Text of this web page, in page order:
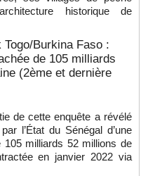
historique de
Burkina Faso :
de 105 milliards
(2ème et dernière
de cette enquête a révélé
l’État du Sénégal d’une
105 milliards 52 millions de
en janvier 2022 via